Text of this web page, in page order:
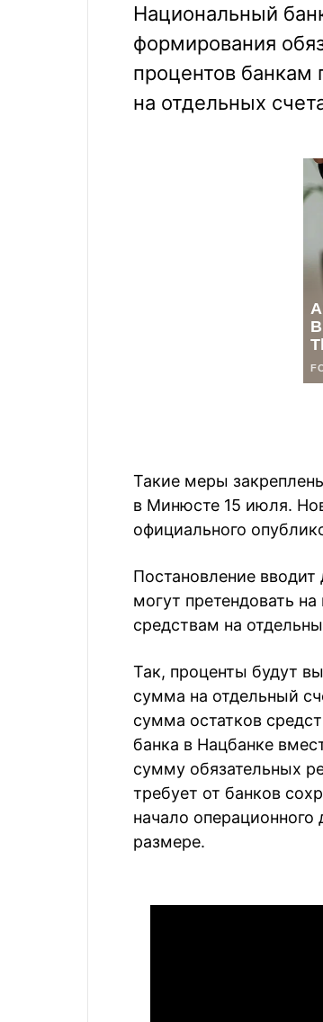
Национальный
формирования
процентов банкам
на отдельных
Такие меры
в Минюсте 15 июля.
официального
Постановление
могут претендовать
средствам на
Так, проценты будут
сумма на отдельный
сумма остатков
банка в Нацбанке
сумму обязательных
требует от банков
начало
размере.